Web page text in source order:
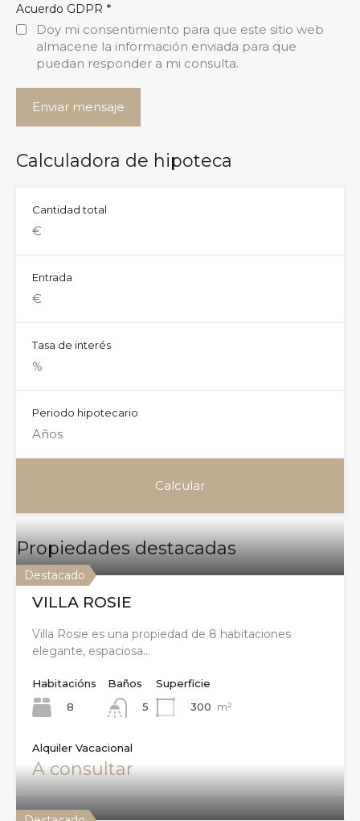
Acuerdo GDPR *
Doy mi consentimiento para que este sitio web
almacene la información enviada para que
puedan responder a mi consulta.
Calculadora de hipoteca
Cantidad total
Entrada
Tasa de interés
Periodo hipotecario
Propiedades destacadas
Destacado
VILLA ROSIE
Villa Rosie es una propiedad de 8 habitaciones
elegante, espaciosa…
Habitacións
8
Baños
5
Superficie
300 m²
Alquiler Vacacional
A consultar